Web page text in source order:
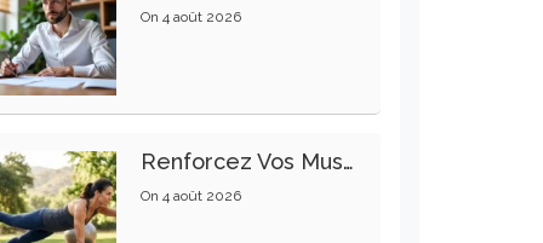
On 4 août 2026
Renforcez Vos Muscles Profonds Pour Apaiser Votre Mal De Dos
On 4 août 2026